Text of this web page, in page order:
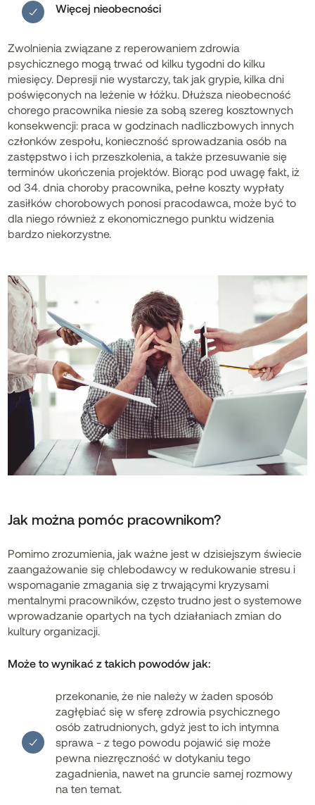
Więcej nieobecności
Zwolnienia związane z reperowaniem zdrowia
psychicznego mogą trwać od kilku tygodni do kilku
miesięcy. Depresji nie wystarczy, tak jak grypie, kilka dni
poświęconych na leżenie w łóżku. Dłuższa nieobecność
chorego pracownika niesie za sobą szereg kosztownych
konsekwencji: praca w godzinach nadliczbowych innych
członków zespołu, konieczność sprowadzania osób na
zastępstwo i ich przeszkolenia, a także przesuwanie się
terminów ukończenia projektów. Biorąc pod uwagę fakt, iż
od 34. dnia choroby pracownika, pełne koszty wypłaty
zasiłków chorobowych ponosi pracodawca, może być to
dla niego również z ekonomicznego punktu widzenia
bardzo niekorzystne.
Jak można pomóc pracownikom?
Pomimo zrozumienia, jak ważne jest w dzisiejszym świecie
zaangażowanie się chlebodawcy w redukowanie stresu i
wspomaganie zmagania się z trwającymi kryzysami
mentalnymi pracowników, często trudno jest o systemowe
wprowadzanie opartych na tych działaniach zmian do
kultury organizacji.
Może to wynikać z takich powodów jak:
przekonanie, że nie należy w żaden sposób
zagłębiać się w sferę zdrowia psychicznego
osób zatrudnionych, gdyż jest to ich intymna
sprawa - z tego powodu pojawić się może
pewna niezręczność w dotykaniu tego
zagadnienia, nawet na gruncie samej rozmowy
na ten temat.